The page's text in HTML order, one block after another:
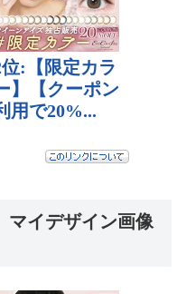
イデザイン画像